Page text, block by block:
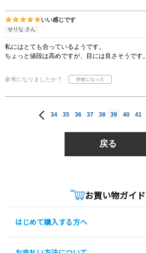
いい感じです
せりな さん
私にはとても合っているようです。
ちょっと値段は高めですが、目には良さそうです。
参考になりましたか？
34 35 36 37 38 39 40 41
戻る
お買い物ガイド
はじめて購入する方へ